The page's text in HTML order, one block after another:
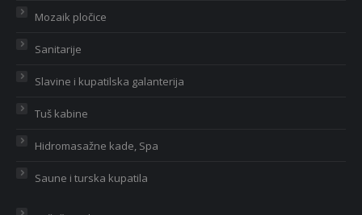
Mozaik pločice
Sanitarije
Slavine i kupatilska galanterija
Tuš kabine
Hidromasažne kade, Spa
Saune i turska kupatila